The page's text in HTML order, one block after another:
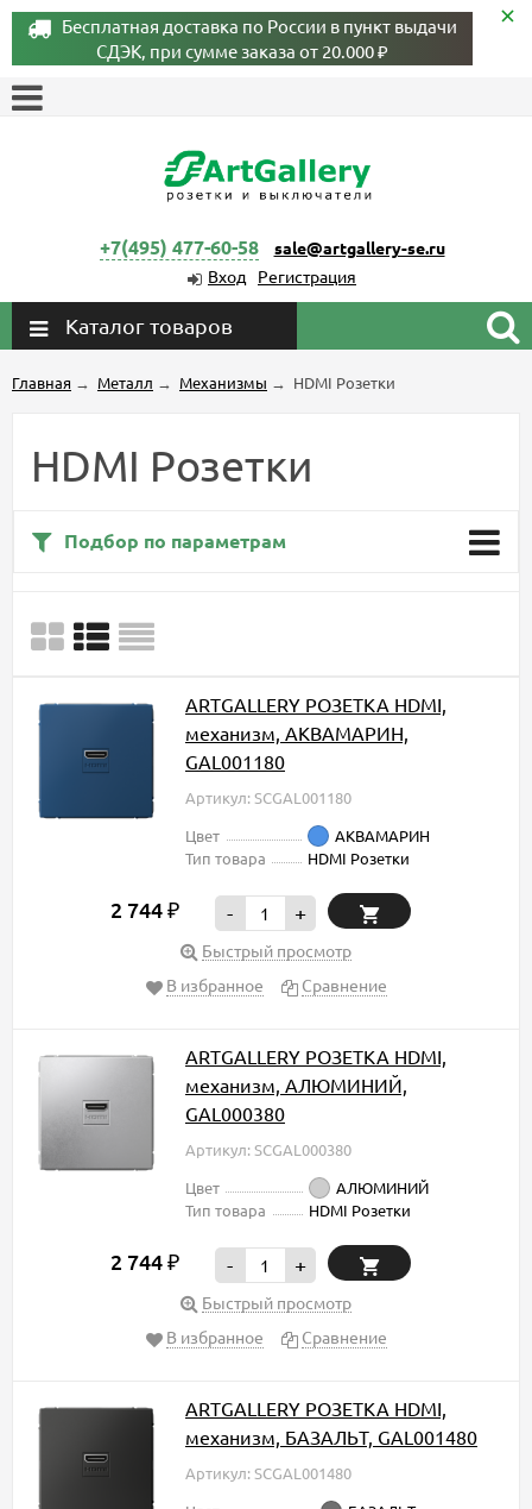
Бесплатная доставка по России в пункт выдачи
СДЭК, при сумме заказа от 20.000 ₽
+7(495) 477-60-58
sale@artgallery-se.ru
Вход
Регистрация
Каталог товаров
Главная → Металл → Механизмы → HDMI Розетки
HDMI Розетки
Подбор по параметрам
ARTGALLERY РОЗЕТКА HDMI,
механизм, АКВАМАРИН,
GAL001180
Артикул: SCGAL001180
Цвет
АКВАМАРИН
Тип товара
HDMI Розетки
2 744 ₽ - +
Быстрый просмотр
В избранное
Сравнение
ARTGALLERY РОЗЕТКА HDMI,
механизм, АЛЮМИНИЙ,
GAL000380
Артикул: SCGAL000380
Цвет
АЛЮМИНИЙ
Тип товара
HDMI Розетки
2 744 ₽ - +
Быстрый просмотр
В избранное
Сравнение
ARTGALLERY РОЗЕТКА HDMI,
механизм, БАЗАЛЬТ, GAL001480
Артикул: SCGAL001480